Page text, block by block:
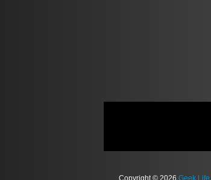
Copyright © 2026 Geek Life